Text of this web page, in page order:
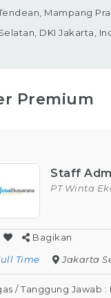
Mampang
DKI Jakarta,
Premium
Staff
PT Winta
Bagikan
Time
Jakarta
/ Tanggung Jawab